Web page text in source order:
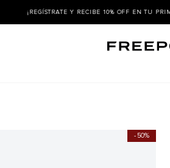
¡REGÍSTRATE Y RECIBE 10% OFF EN TU
50%